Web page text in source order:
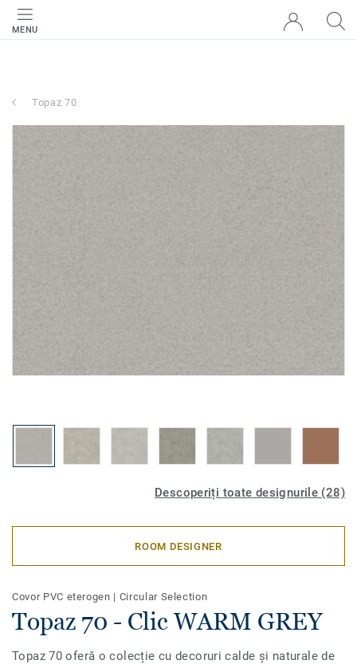
MENU
Topaz 70
Descoperiți toate designurile (28)
ROOM DESIGNER
Covor PVC eterogen | Circular Selection
Topaz 70 - Clic WARM GREY
Topaz 70 oferă o colecție cu decoruri calde și naturale de